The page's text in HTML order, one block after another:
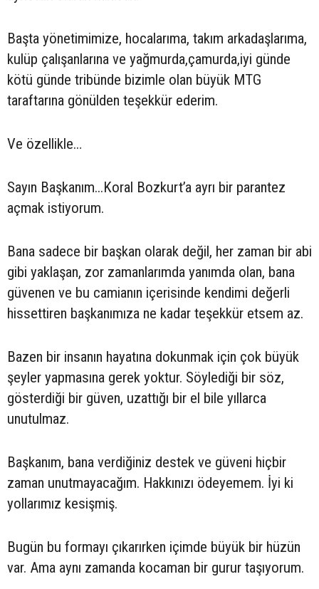
Başta yönetimimize, hocalarıma, takım arkadaşlarıma,
kulüp çalışanlarına ve yağmurda,çamurda,iyi günde
kötü günde tribünde bizimle olan büyük MTG
taraftarına gönülden teşekkür ederim.
Ve özellikle…
Sayın Başkanım...Koral Bozkurt’a ayrı bir parantez
açmak istiyorum.
Bana sadece bir başkan olarak değil, her zaman bir abi
gibi yaklaşan, zor zamanlarımda yanımda olan, bana
güvenen ve bu camianın içerisinde kendimi değerli
hissettiren başkanımıza ne kadar teşekkür etsem az.
Bazen bir insanın hayatına dokunmak için çok büyük
şeyler yapmasına gerek yoktur. Söylediği bir söz,
gösterdiği bir güven, uzattığı bir el bile yıllarca
unutulmaz.
Başkanım, bana verdiğiniz destek ve güveni hiçbir
zaman unutmayacağım. Hakkınızı ödeyemem. İyi ki
yollarımız kesişmiş.
Bugün bu formayı çıkarırken içimde büyük bir hüzün
var. Ama aynı zamanda kocaman bir gurur taşıyorum.